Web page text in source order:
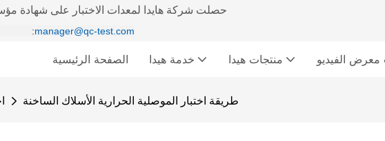
حصلت شركة هايدا لمعدات الاختبار على شهادة
+86-13602361535 البريد الإلكتروني:manager@qc-test.com
الصفحة الرئيسية خدمة هيدا منتجات هيدا &
طريقة اختبار الموصلية الحرارية الأسلاك الساخنة